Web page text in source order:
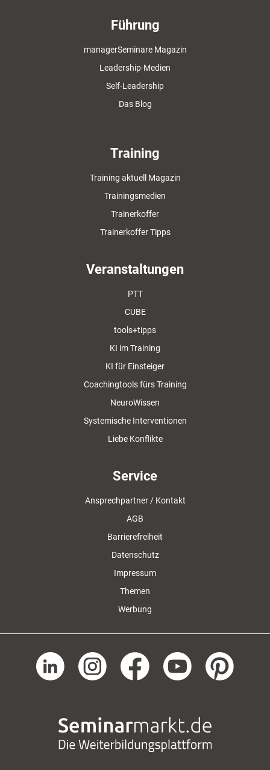
Führung
managerSeminare Magazin
Leadership-Medien
Self-Leadership
Das Blog
Training
Training aktuell Magazin
Trainingsmedien
Trainerkoffer
Trainerkoffer Tipps
Veranstaltungen
PTT
CUBE
tools+tipps
KI im Training
KI für Einsteiger
Coachingtools fürs Training
NeuroWissen
Systemische Interventionen
Liebe Konflikte
Service
Ansprechpartner / Kontakt
AGB
Barrierefreiheit
Datenschutz
Impressum
Themen
Werbung